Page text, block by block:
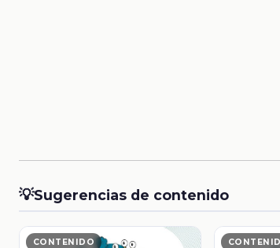
💡Sugerencias de contenido
CONTENIDO